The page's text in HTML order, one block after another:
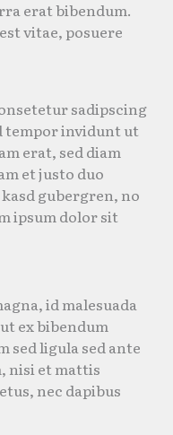
erat bibendum.
vitae, posuere
sadipscing
tempor invidunt ut
erat, sed diam
et justo duo
gubergren, no
ipsum dolor sit
id malesuada
ex bibendum
sed ligula sed ante
nisi et mattis
nec dapibus